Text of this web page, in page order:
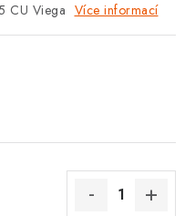
CU Viega Více informací